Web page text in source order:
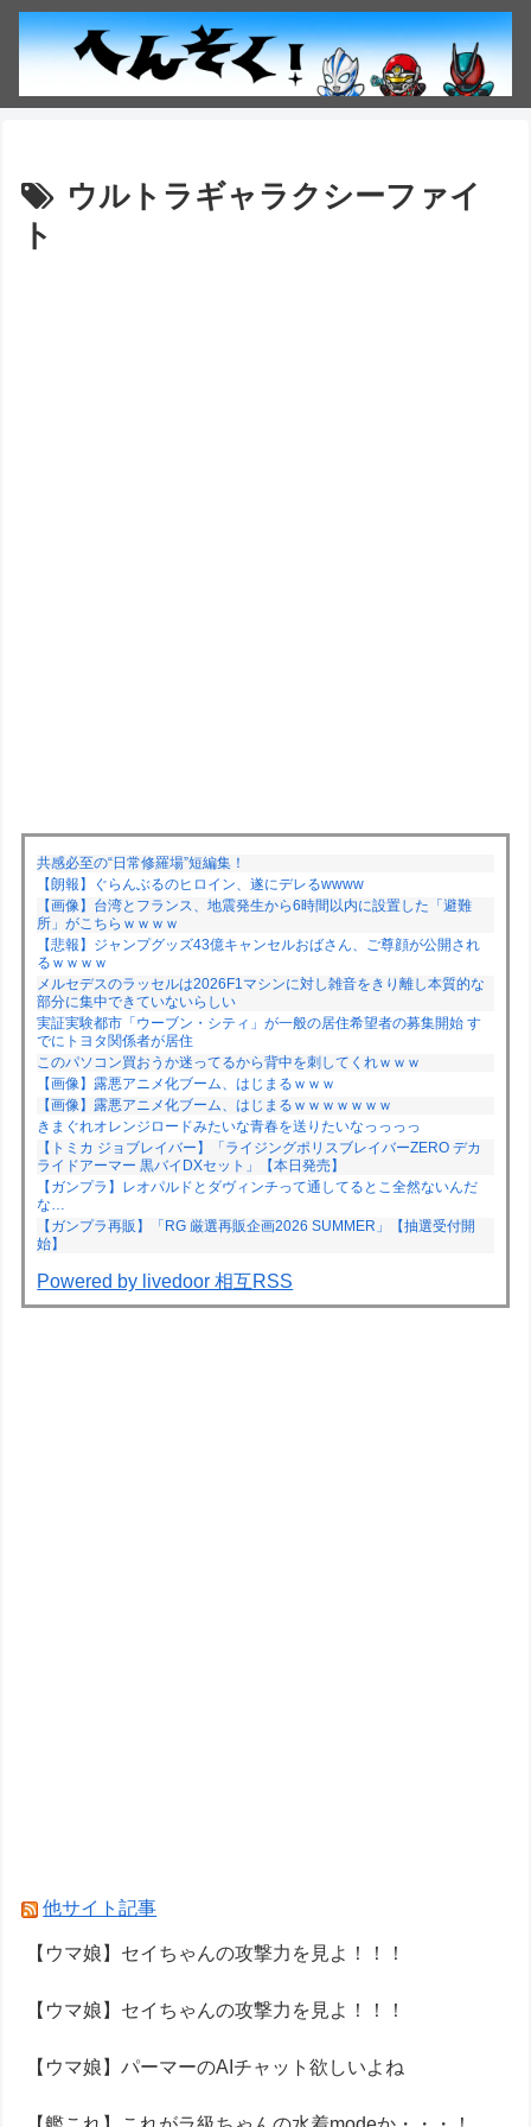
ウルトラギャラクシーファイ
ト
共感必至の“日常修羅場”短編集！
【朗報】ぐらんぶるのヒロイン、遂にデレるwwww
【画像】台湾とフランス、地震発生から6時間以内に設置した「避難
所」がこちらｗｗｗｗ
【悲報】ジャンプグッズ43億キャンセルおばさん、ご尊顔が公開され
るｗｗｗｗ
メルセデスのラッセルは2026F1マシンに対し雑音をきり離し本質的な
部分に集中できていないらしい
実証実験都市「ウーブン・シティ」が一般の居住希望者の募集開始 す
でにトヨタ関係者が居住
このパソコン買おうか迷ってるから背中を刺してくれｗｗｗ
【画像】露悪アニメ化ブーム、はじまるｗｗｗ
【画像】露悪アニメ化ブーム、はじまるｗｗｗｗｗｗｗ
きまぐれオレンジロードみたいな青春を送りたいなっっっっ
【トミカ ジョブレイバー】「ライジングポリスブレイバーZERO デカ
ライドアーマー 黒バイDXセット」【本日発売】
【ガンプラ】レオパルドとダヴィンチって通してるとこ全然ないんだ
な…
【ガンプラ再販】「RG 厳選再販企画2026 SUMMER」【抽選受付開
始】
Powered by livedoor 相互RSS
他サイト記事
【ウマ娘】セイちゃんの攻撃力を見よ！！！
【ウマ娘】セイちゃんの攻撃力を見よ！！！
【ウマ娘】パーマーのAIチャット欲しいよね